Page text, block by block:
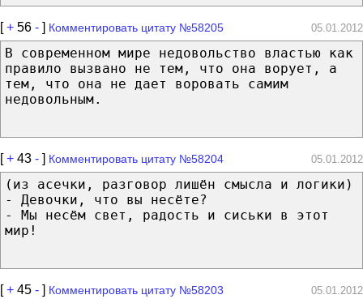
[+ 56 - ] Комментировать цитату №58205 05.01.2012
В современном мире недовольство властью как
правило вызвано не тем, что она ворует, а
тем, что она не дает воровать самим
недовольным.
[+ 43 - ] Комментировать цитату №58204 05.01.2012
(из асечки, разговор лишён смысла и логики)
- Девочки, что вы несёте?
- Мы несём свет, радость и сиськи в этот
мир!
[+ 45 - ] Комментировать цитату №58203 05.01.2012